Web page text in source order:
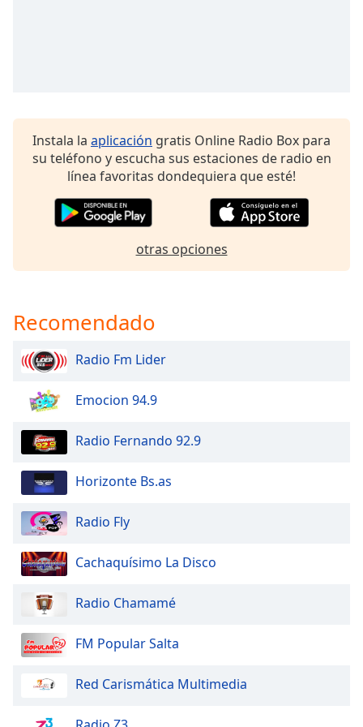
window.
Opacity
Text
Background
Color
Opacity
Caption
Background
Color
Text
Instala la aplicación gratis Online Radio Box para
su teléfono y escucha sus estaciones de radio en
línea favoritas dondequiera que esté!
otras opciones
Recomendado
Radio Fm Lider
Emocion 94.9
Radio Fernando 92.9
Horizonte Bs.as
Radio Fly
Cachaquísimo La Disco
Radio Chamamé
FM Popular Salta
Red Carismática Multimedia